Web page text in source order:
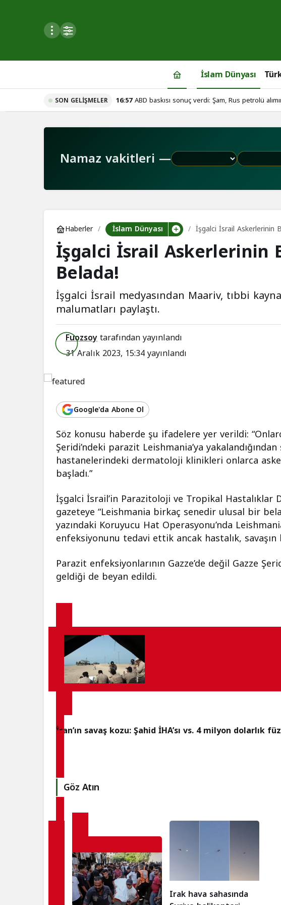
Mod
İslam Dünyası
SON GELIŞMELER 16:57 ABD baskısı sonuç verdi: Şam, Rus petrolü
Namaz vakitleri —
Haberler İslam Dünyası İşgalci İsrail Askerlerinin
İşgalci İsrail Askerlerinin
Belada!
İşgalci İsrail medyasından Maariv, tıbbi
malumatları paylaştı.
Fuozsoytarafından yayınlandı
31 Aralık 2023, 15:34yayınlandı
Google'da Abone Ol
Söz konusu haberde şu ifadelere yer verildi:
Şeridi’ndeki parazit Leishmania’ya
hastanelerindeki dermatoloji klinikleri onlarca
başladı.”
İşgalci İsrail’in Parazitoloji ve Tropikal Hastalıklar
gazeteye “Leishmania birkaç senedir ulusal bir
yazındaki Koruyucu Hat Operasyonu’nda
enfeksiyonunu tedavi ettik ancak hastalık, savaşın
Parazit enfeksiyonlarının Gazze’de değil Gazze
geldiği de beyan edildi.
İran’ın savaş kozu: Şahid İHA’sı vs. 4 milyon dolarlık
Göz Atın
Irak hava sahasında